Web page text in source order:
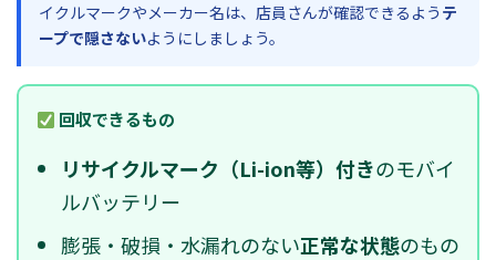
イクルマークやメーカー名は、店員さんが確認できるようテ
ープで隠さないようにしましょう。
回収できるもの
リサイクルマーク（Li-ion等）付きのモバイ
ルバッテリー
膨張・破損・水漏れのない正常な状態のもの